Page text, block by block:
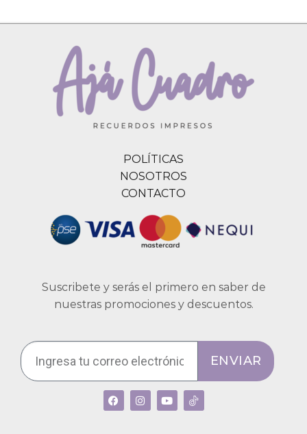
POLÍTICAS
NOSOTROS
CONTACTO
Suscribete y serás el primero en saber de
nuestras promociones y descuentos.
ENVIAR